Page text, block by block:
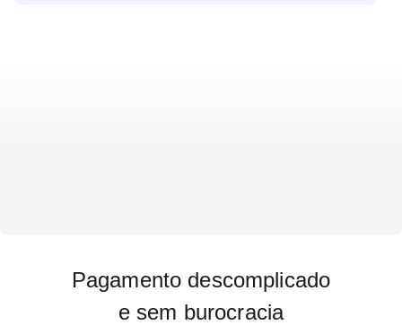
Pagamento descomplicado
e sem burocracia